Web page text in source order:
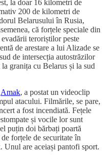
la doar 16 kilometri de
200 de kilometri de
Belarusului în Rusia,
că forțele speciale din
teroriștilor peste
de arestare a lui Alizade se
de intersecția autostrăzilor
granița cu Belarus și la sud
Amak, a postat un videoclip
atacului. Filmările, se pare,
a fost incendiată. Fețele
și vocile lor sunt
puțin doi bărbați poartă
forțele de securitate în
are aceiași pantofi sport.